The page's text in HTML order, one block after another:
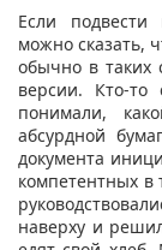
Если
можно сказать,
обычно в таких
версии. Кто-
понимали,
абсурдной
документа
компетентных в
наверху и